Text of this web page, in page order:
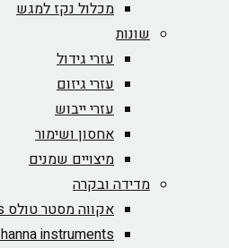
מכלול נקז למגש
שונות
עזרי גידול
עזרי גיזום
עזרי ייבוש
אחסון ושימור
מיצויים שמנים
מדידה ובקרה
אקווה מסטר טולס Aqua Master tools
hanna instruments /מכשירים האנה